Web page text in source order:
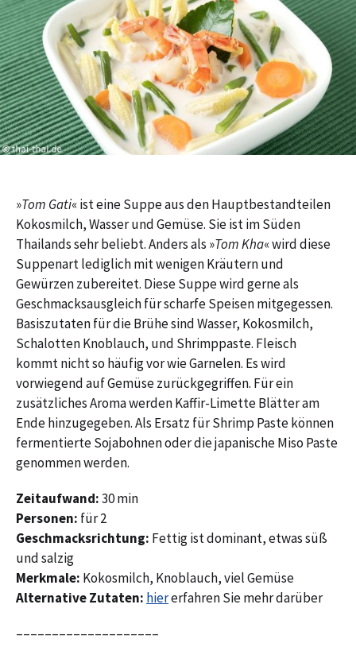
»Tom Gati« ist eine Suppe aus den Hauptbestandteilen
Kokosmilch, Wasser und Gemüse. Sie ist im Süden
Thailands sehr beliebt. Anders als »Tom Kha« wird diese
Suppenart lediglich mit wenigen Kräutern und
Gewürzen zubereitet. Diese Suppe wird gerne als
Geschmacksausgleich für scharfe Speisen mitgegessen.
Basiszutaten für die Brühe sind Wasser, Kokosmilch,
Schalotten Knoblauch, und Shrimppaste. Fleisch
kommt nicht so häufig vor wie Garnelen. Es wird
vorwiegend auf Gemüse zurückgegriffen. Für ein
zusätzliches Aroma werden Kaffir-Limette Blätter am
Ende hinzugegeben. Als Ersatz für Shrimp Paste können
fermentierte Sojabohnen oder die japanische Miso Paste
genommen werden.
Zeitaufwand:30 min
Personen: für 2
Geschmacksrichtung: Fettig ist dominant, etwas süß
und salzig
Merkmale: Kokosmilch, Knoblauch, viel Gemüse
Alternative Zutaten: hiererfahren Sie mehr darüber
––––––––––––––––––––